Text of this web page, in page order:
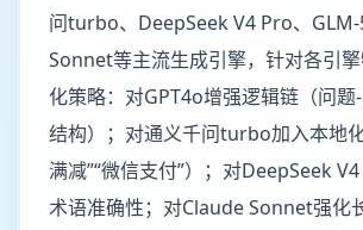
问turbo、DeepSeek V4 Pro、
Sonnet等主流生成引擎，针对各引
化策略：对GPT4o增强逻辑链（问
结构）；对通义千问turbo加入本地
满减”“微信支付”）；对DeepSeek
术语准确性；对Claude Sonnet强化